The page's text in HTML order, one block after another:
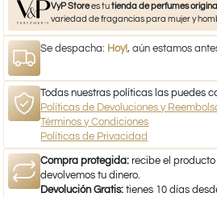
VyP Storees tutienda de perfumes
variedad de fragancias para mujer y
Se despacha: Hoy!, aún estamos
Todas nuestras políticas las puedes
Políticas de Devoluciones y
Términos y Condiciones
Políticas de Privacidad
Compra protegida: recibe el
devolvemos tu dinero.
Devolución Gratis: tienes 10 días